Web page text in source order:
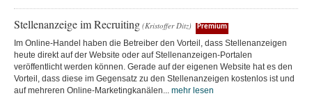
Stellenanzeige im Recruiting (Kristoffer Ditz) Premium
Im Online-Handel haben die Betreiber den Vorteil, dass Stellenanzeigen
heute direkt auf der Website oder auf Stellenanzeigen-Portalen
veröffentlicht werden können. Gerade auf der eigenen Website hat es den
Vorteil, dass diese im Gegensatz zu den Stellenanzeigen kostenlos ist und
auf mehreren Online-Marketingkanälen... mehr lesen